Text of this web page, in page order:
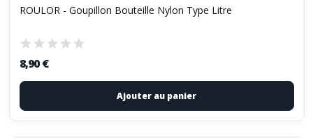
ROULOR - Goupillon Bouteille Nylon Type Litre
8,90 €
Ajouter au panier